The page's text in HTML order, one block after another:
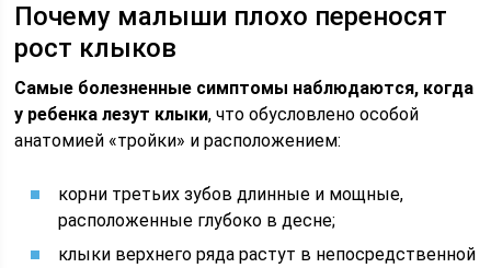
Почему малыши плохо переносят
рост клыков
Самые болезненные симптомы наблюдаются, когда
у ребенка лезут клыки, что обусловлено особой
анатомией «тройки» и расположением:
корни третьих зубов длинные и мощные,
расположенные глубоко в десне;
клыки верхнего ряда растут в непосредственной